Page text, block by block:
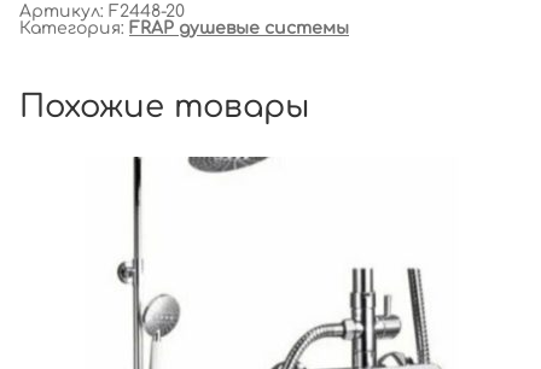
Артикул: F2448-20
Категория: FRAP душевые системы
Похожие товары